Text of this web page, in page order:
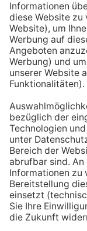
Bett, damit du
durchführen
Tipp #3: Vor
ein Glas
Dadurch
einer Mahlzeit
Produktion von
das Trinken
Tipp #4:
Wenn dir der
nicht reichen
einfachen Mitteln